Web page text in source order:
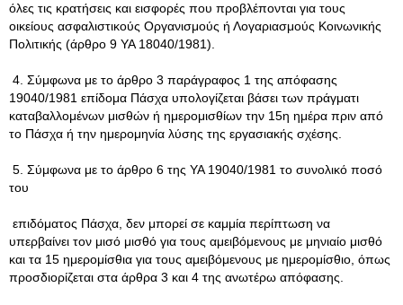
όλες τις κρατήσεις και εισφορές που προβλέπονται για τους
οικείους ασφαλιστικούς Οργανισμούς ή Λογαριασμούς Κοινωνικής
Πολιτικής (άρθρο 9 ΥΑ 18040/1981).
4. Σύμφωνα με το άρθρο 3 παράγραφος 1 της απόφασης
19040/1981 επίδομα Πάσχα υπολογίζεται βάσει των πράγματι
καταβαλλομένων μισθών ή ημερομισθίων την 15η ημέρα πριν από
το Πάσχα ή την ημερομηνία λύσης της εργασιακής σχέσης.
5. Σύμφωνα με το άρθρο 6 της ΥΑ 19040/1981 το συνολικό ποσό
του
επιδόματος Πάσχα, δεν μπορεί σε καμμία περίπτωση να
υπερβαίνει τον μισό μισθό για τους αμειβόμενους με μηνιαίο μισθό
και τα 15 ημερομίσθια για τους αμειβόμενους με ημερομίσθιο, όπως
προσδιορίζεται στα άρθρα 3 και 4 της ανωτέρω απόφασης.